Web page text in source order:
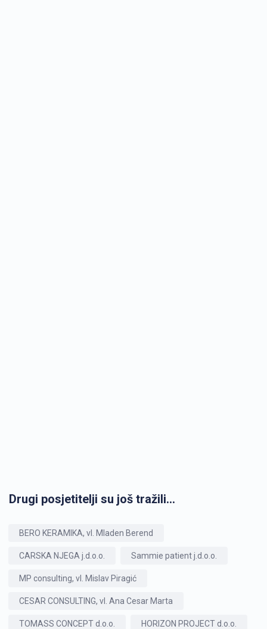
Drugi posjetitelji su još tražili...
BERO KERAMIKA, vl. Mladen Berend
CARSKA NJEGA j.d.o.o. Sammie patient j.d.o.o.
MP consulting, vl. Mislav Piragić
CESAR CONSULTING, vl. Ana Cesar Marta
TOMASS CONCEPT d.o.o. HORIZON PROJECT d.o.o.